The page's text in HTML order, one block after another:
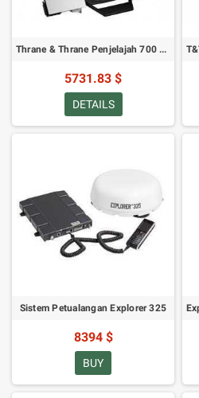
Thrane & Thrane Penjelajah 700 Ekspedisi
5731.83 $
DETAILS
Sistem Petualangan Explorer 325
8394 $
BUY